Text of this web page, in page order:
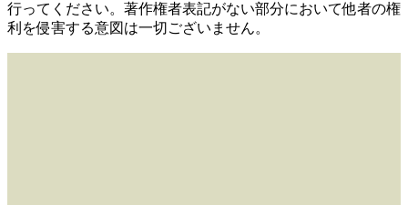
行ってください。著作権者表記がない部分において他者の権
利を侵害する意図は一切ございません。